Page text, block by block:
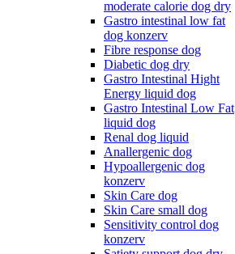
moderate calorie dog dry
Gastro intestinal low fat
dog konzerv
Fibre response dog
Diabetic dog dry
Gastro Intestinal Hight
Energy liquid dog
Gastro Intestinal Low Fat
liquid dog
Renal dog liquid
Anallergenic dog
Hypoallergenic dog
konzerv
Skin Care dog
Skin Care small dog
Sensitivity control dog
konzerv